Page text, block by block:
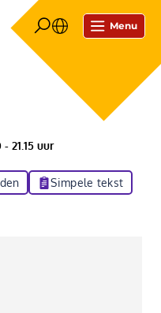
Menu
- 21.15 uur
Simpele tekst